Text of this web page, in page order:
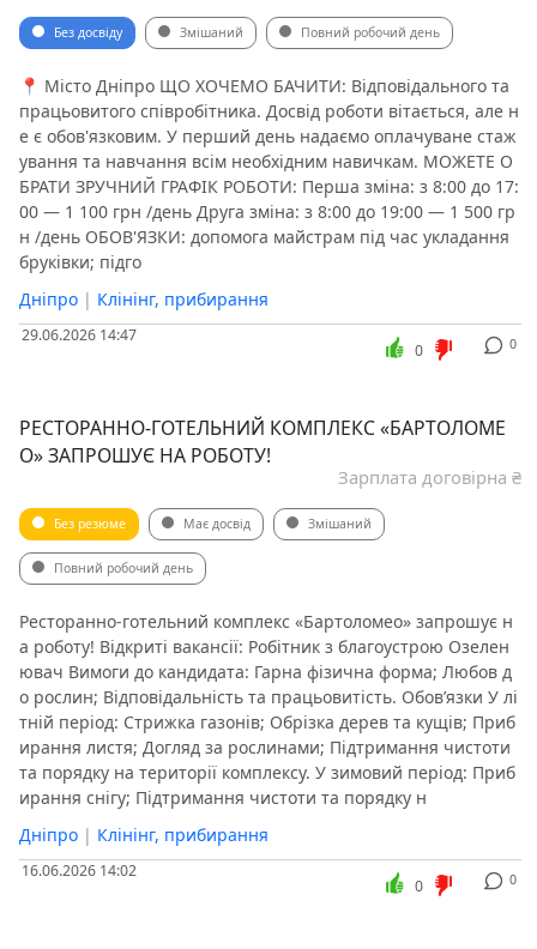
Без досвіду Змішаний Повний робочий день
📍 Місто Дніпро ЩО ХОЧЕМО БАЧИТИ: Відповідального та
працьовитого співробітника. Досвід роботи вітається, але н
е є обов'язковим. У перший день надаємо оплачуване стаж
ування та навчання всім необхідним навичкам. МОЖЕТЕ О
БРАТИ ЗРУЧНИЙ ГРАФІК РОБОТИ: Перша зміна: з 8:00 до 17:
00 — 1 100 грн /день Друга зміна: з 8:00 до 19:00 — 1 500 гр
н /день ОБОВ'ЯЗКИ: допомога майстрам під час укладання
бруківки; підго
Дніпро | Клінінг, прибирання
29.06.2026 14:47 0
0
РЕСТОРАННО-ГОТЕЛЬНИЙ КОМПЛЕКС «БАРТОЛОМЕ
О» ЗАПРОШУЄ НА РОБОТУ!
Зарплата договірна ₴
Без резюме Має досвід Змішаний
Повний робочий день
Ресторанно-готельний комплекс «Бартоломео» запрошує н
а роботу! Відкриті вакансії: Робітник з благоустрою Озелен
ювач Вимоги до кандидата: Гарна фізична форма; Любов д
о рослин; Відповідальність та працьовитість. Обов’язки У лі
тній період: Стрижка газонів; Обрізка дерев та кущів; Приб
ирання листя; Догляд за рослинами; Підтримання чистоти
та порядку на території комплексу. У зимовий період: Приб
ирання снігу; Підтримання чистоти та порядку н
Дніпро | Клінінг, прибирання
16.06.2026 14:02 0
0